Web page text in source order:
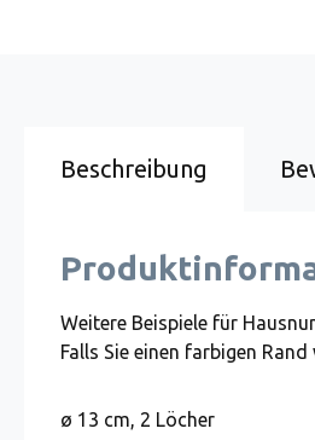
Beschreibung
Weitere Beispiele für
Falls Sie einen farbigen
ø 13 cm, 2 Löcher